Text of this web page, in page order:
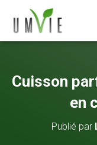
Cuisson
en
Publié par